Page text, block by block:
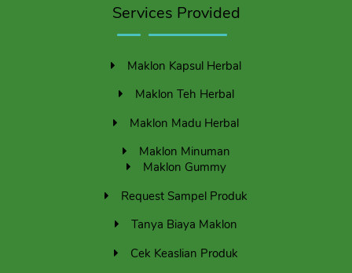
Services Provided
Maklon Kapsul Herbal
Maklon Teh Herbal
Maklon Madu Herbal
Maklon Minuman
Maklon Gummy
Request Sampel Produk
Tanya Biaya Maklon
Cek Keaslian Produk